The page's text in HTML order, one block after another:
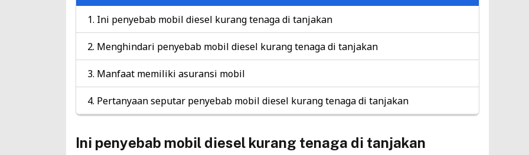
Ini penyebab mobil diesel kurang tenaga di tanjakan
Menghindari penyebab mobil diesel kurang tenaga di tanjakan
Manfaat memiliki asuransi mobil
Pertanyaan seputar penyebab mobil diesel kurang tenaga di tanjakan
Ini penyebab mobil diesel kurang tenaga di tanjakan